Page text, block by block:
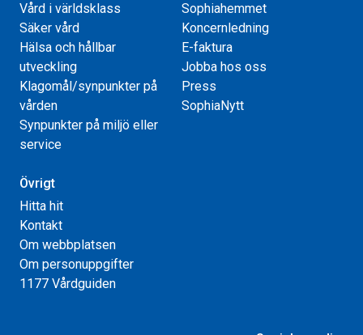
Vård i världsklass
Säker vård
Hälsa och hållbar
utveckling
Klagomål/synpunkter på
vården
Synpunkter på miljö eller
service
Sophiahemmet
Koncernledning
E-faktura
Jobba hos oss
Press
SophiaNytt
Övrigt
Hitta hit
Kontakt
Om webbplatsen
Om personuppgifter
1177 Vårdguiden